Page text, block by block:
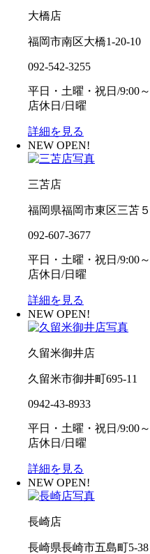
大橋店
福岡市南区大橋1-20-10
092-542-3255
平日・土曜・祝日/9:00
店休日/日曜
詳細を見る
NEW OPEN!
三苫店
福岡県福岡市東区三苫
092-607-3677
平日・土曜・祝日/9:00
店休日/日曜
詳細を見る
NEW OPEN!
久留米御井店
久留米市御井町695-11
0942-43-8933
平日・土曜・祝日/9:00
店休日/日曜
詳細を見る
NEW OPEN!
長崎店
長崎県長崎市五島町5-38